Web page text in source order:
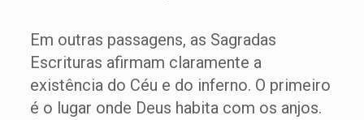
Em outras passagens, as Sagradas
Escrituras afirmam claramente a
existência do Céu e do inferno. O primeiro
é o lugar onde Deus habita com os anjos.